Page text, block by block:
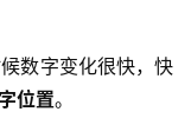
数字变化很快，快
位置。